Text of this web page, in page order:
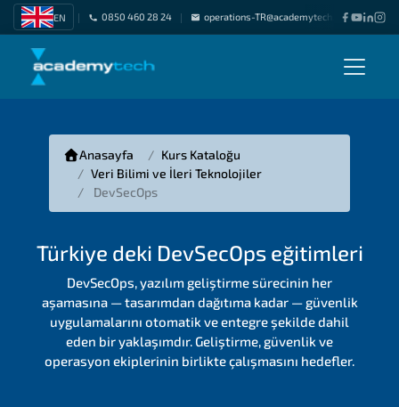
EN | 0850 460 28 24 | operations-TR@academytech.com |
Anasayfa
Kurs Kataloğu
Veri Bilimi ve İleri Teknolojiler
DevSecOps
Türkiye deki DevSecOps eğitimleri
DevSecOps, yazılım geliştirme sürecinin her
aşamasına — tasarımdan dağıtıma kadar — güvenlik
uygulamalarını otomatik ve entegre şekilde dahil
eden bir yaklaşımdır. Geliştirme, güvenlik ve
operasyon ekiplerinin birlikte çalışmasını hedefler.